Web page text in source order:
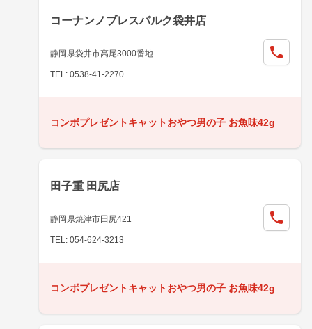
コーナンノブレスパルク袋井店
静岡県袋井市高尾3000番地
TEL: 0538-41-2270
コンボプレゼントキャットおやつ男の子 お魚味42g
田子重 田尻店
静岡県焼津市田尻421
TEL: 054-624-3213
コンボプレゼントキャットおやつ男の子 お魚味42g